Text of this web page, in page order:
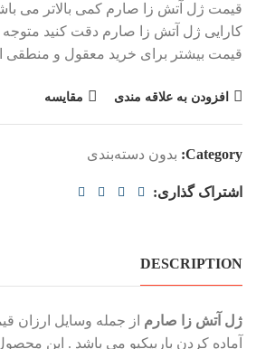
قیمت ژل آتش زا صارم کمی بالاتر می
کارایی ژل آتش زا صارم دقت کنید
قیمت بیشتر برای خرید معقول و
افزودن به علاقه مندی مقایسه
Category: بدون دسته‌بندی
اشتراک گذاری:
DESCRIPTION
ژل آتش زا صارم از جمله وسایل ارزان
آماده کردن باربیکیو می باشد . این